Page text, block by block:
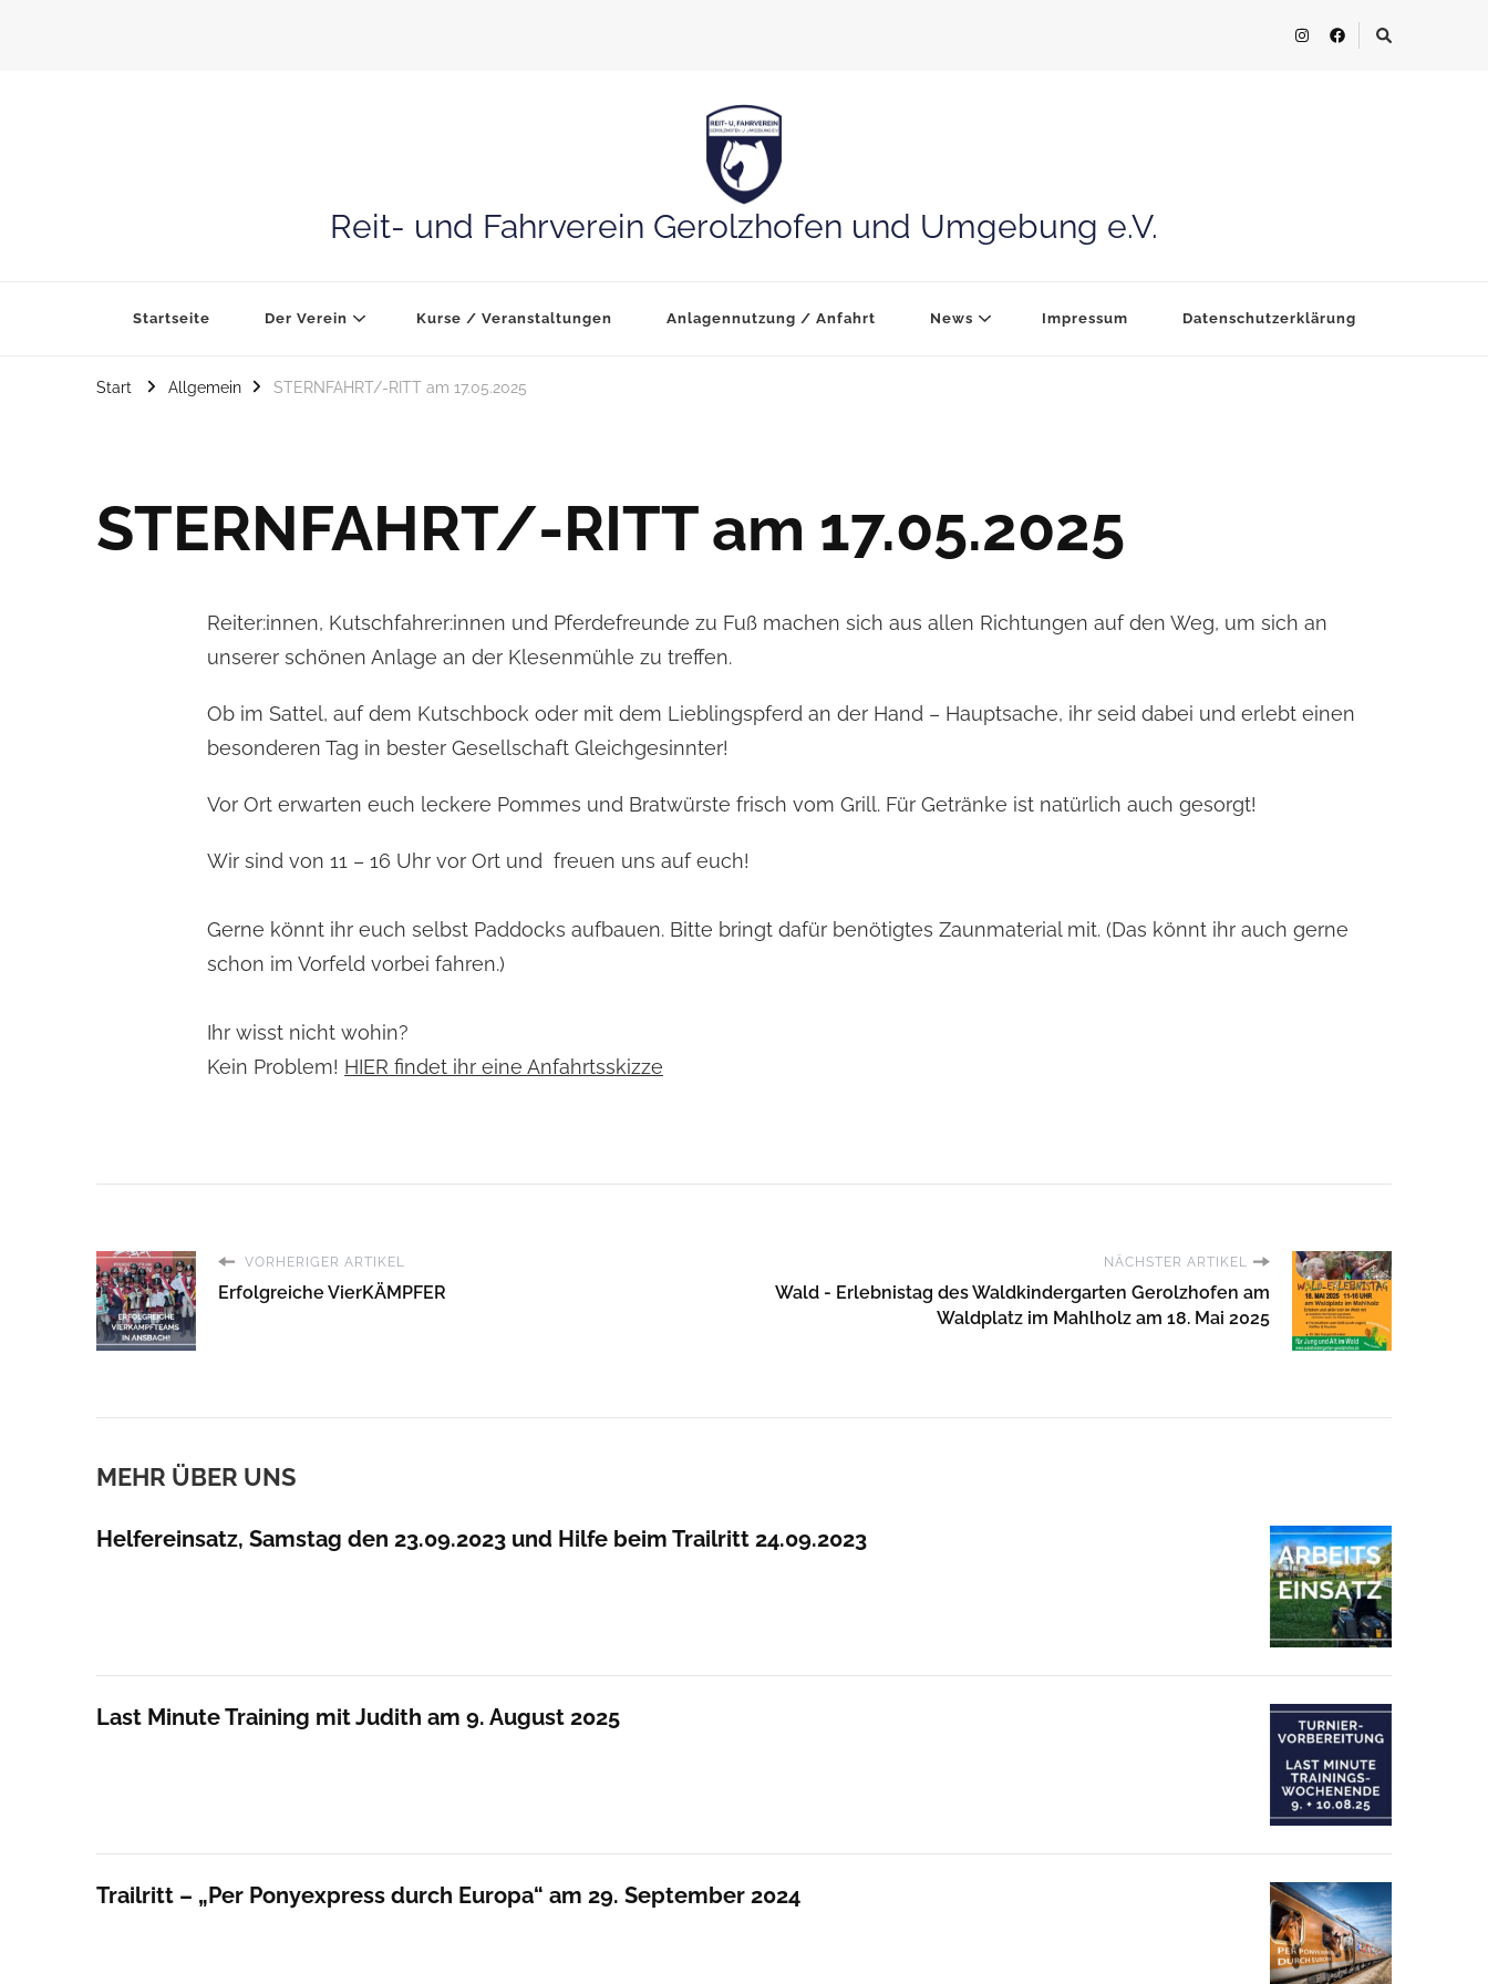
Reit- und Fahrverein Gerolzhofen und Umgebung e.V.
Startseite Der Verein Kurse / Veranstaltungen Anlagennutzung / Anfahrt News Impressum Datenschutzerklärung
Start Allgemein STERNFAHRT/-RITT am 17.05.2025
STERNFAHRT/-RITT am 17.05.2025
Reiter:innen, Kutschfahrer:innen und Pferdefreunde zu Fuß machen sich aus allen Richtungen auf den Weg, um sich an
unserer schönen Anlage an der Klesenmühle zu treffen.
Ob im Sattel, auf dem Kutschbock oder mit dem Lieblingspferd an der Hand – Hauptsache, ihr seid dabei und erlebt einen
besonderen Tag in bester Gesellschaft Gleichgesinnter!
Vor Ort erwarten euch leckere Pommes und Bratwürste frisch vom Grill. Für Getränke ist natürlich auch gesorgt!
Wir sind von 11 – 16 Uhr vor Ort und freuen uns auf euch!
Gerne könnt ihr euch selbst Paddocks aufbauen. Bitte bringt dafür benötigtes Zaunmaterial mit. (Das könnt ihr auch gerne
schon im Vorfeld vorbei fahren.)
Ihr wisst nicht wohin?
Kein Problem! HIER findet ihr eine Anfahrtsskizze
VORHERIGER ARTIKEL
Erfolgreiche VierKÄMPFER
NÄCHSTER ARTIKEL
Wald - Erlebnistag des Waldkindergarten Gerolzhofen am
Waldplatz im Mahlholz am 18. Mai 2025
MEHR ÜBER UNS
Helfereinsatz, Samstag den 23.09.2023 und Hilfe beim Trailritt 24.09.2023
Last Minute Training mit Judith am 9. August 2025
Trailritt – „Per Ponyexpress durch Europa“ am 29. September 2024